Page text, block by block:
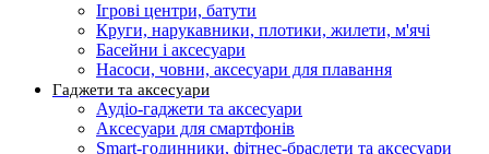
Ігрові центри, батути
Круги, нарукавники, плотики, жилети, м'ячі
Басейни і аксесуари
Насоси, човни, аксесуари для плавання
Гаджети та аксесуари
Аудіо-гаджети та аксесуари
Аксесуари для смартфонів
Smart-годинники, фітнес-браслети та аксесуари